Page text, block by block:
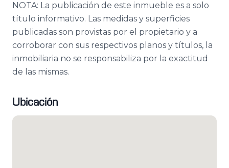
NOTA: La publicación de este inmueble es a solo
título informativo. Las medidas y superficies
publicadas son provistas por el propietario y a
corroborar con sus respectivos planos y títulos, la
inmobiliaria no se responsabiliza por la exactitud
de las mismas.
Ubicación